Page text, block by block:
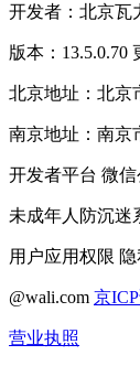
开发者：北京瓦
版本：13.5.0.70
北京地址：北京
南京地址：南京
开发者平台 微
未成年人防沉迷
用户应用权限
@wali.com 京
营业执照